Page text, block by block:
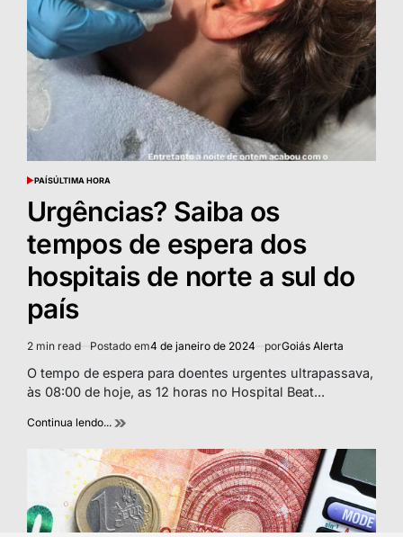
POSTED
PAÍSÚLTIMA HORA
Urgências? Saiba os
tempos de espera dos
hospitais de norte a sul do
país
Estimated
read
time
2 min read Postado em4 de janeiro de 2024 porGoiás Alerta
O tempo de espera para doentes urgentes ultrapassava,
às 08:00 de hoje, as 12 horas no Hospital Beat...
Continua lendo...